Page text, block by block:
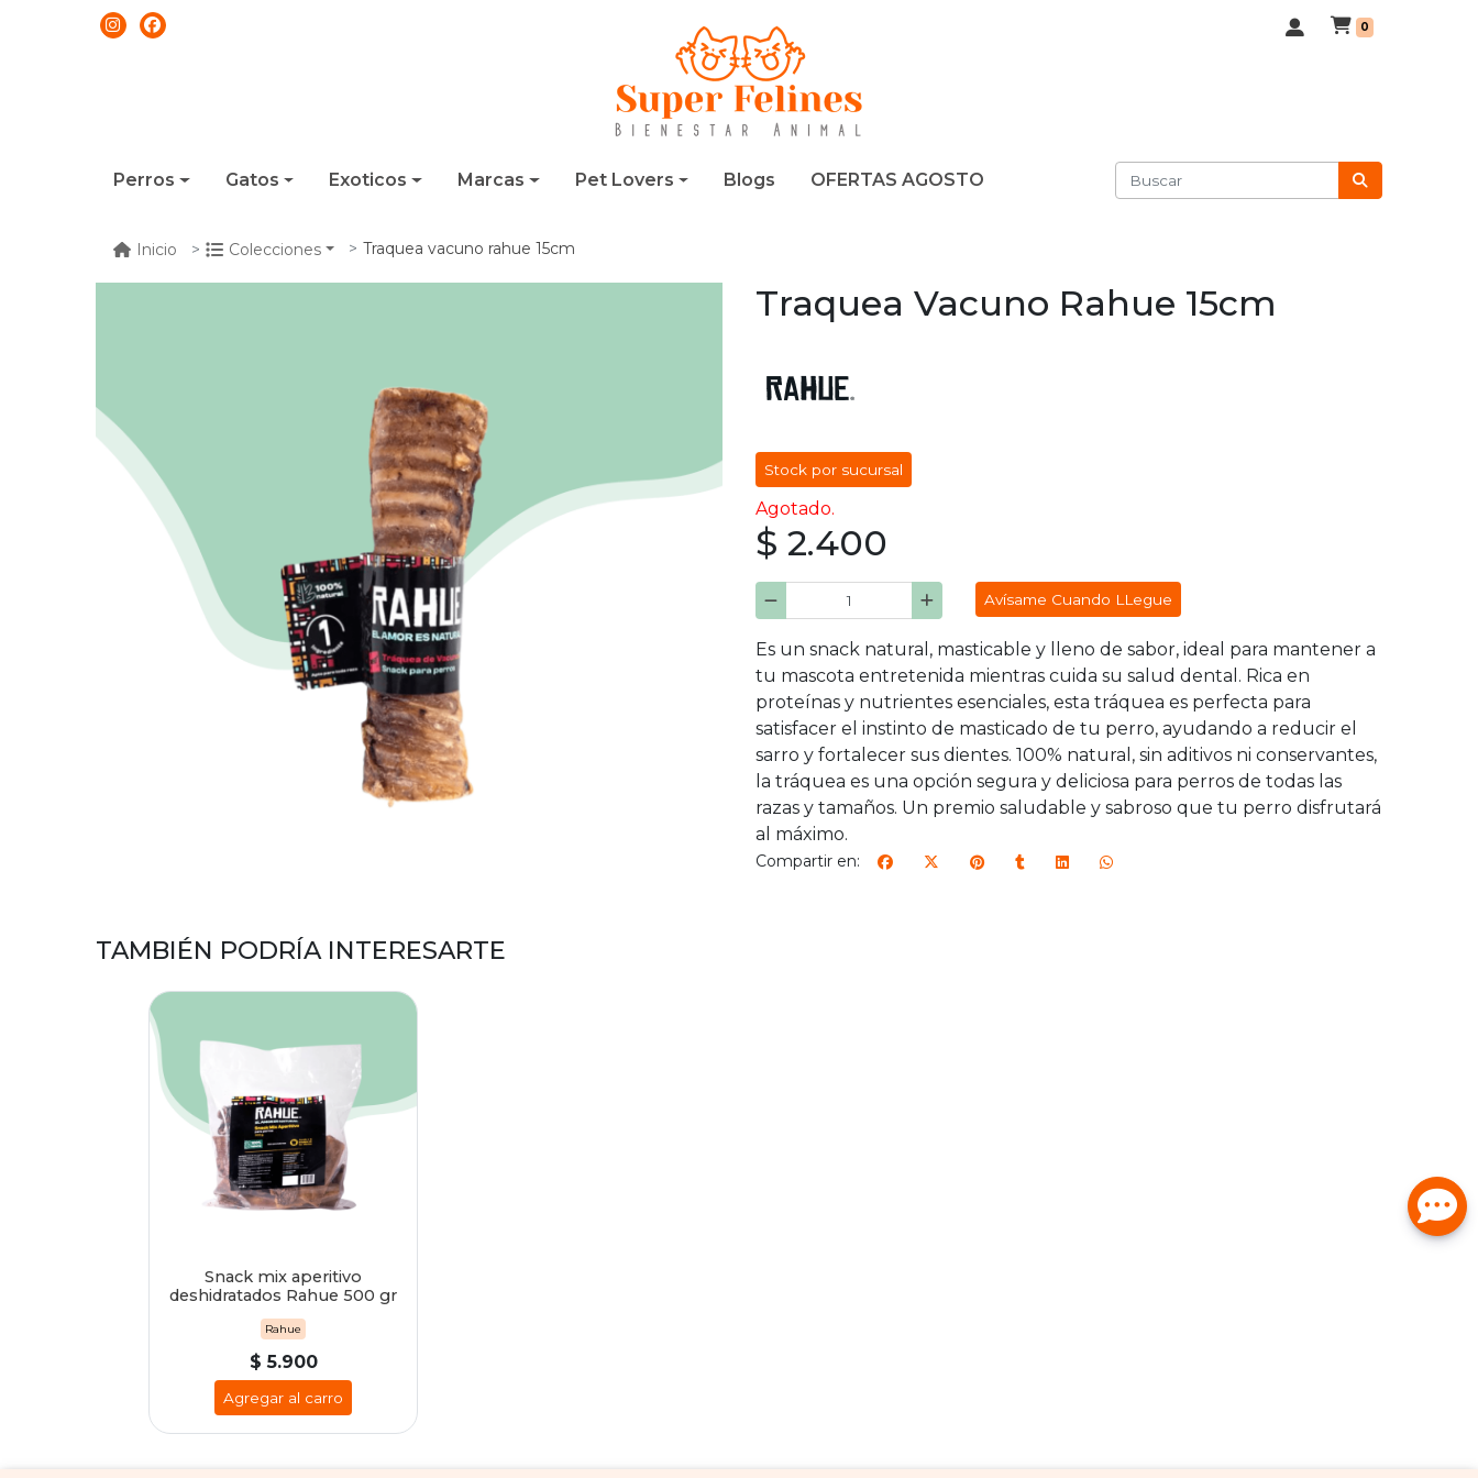
0
Perros Gatos Exoticos Marcas Pet Lovers Blogs OFERTAS AGOSTO
Inicio Colecciones Traquea vacuno rahue 15cm
Traquea Vacuno Rahue 15cm
Stock por sucursal
Agotado.
$ 2.400
Avísame Cuando LLegue
Es un snack natural, masticable y lleno de sabor, ideal para mantener a
tu mascota entretenida mientras cuida su salud dental. Rica en
proteínas y nutrientes esenciales, esta tráquea es perfecta para
satisfacer el instinto de masticado de tu perro, ayudando a reducir el
sarro y fortalecer sus dientes. 100% natural, sin aditivos ni conservantes,
la tráquea es una opción segura y deliciosa para perros de todas las
razas y tamaños. Un premio saludable y sabroso que tu perro disfrutará
al máximo.
Compartir en:
TAMBIÉN PODRÍA INTERESARTE
Snack mix aperitivo
deshidratados Rahue 500 gr
Rahue
$ 5.900
Agregar al carro